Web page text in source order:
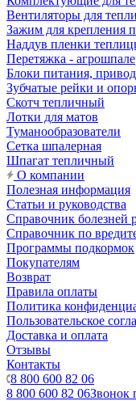
Вентиляторы для
Зажим для крепления
Наддув пленки
Перетяжка -
Блоки питания,
Зубчатые рейки и
Скотч тепличный
Лотки для матов
Туманообразователи
Сетка шпалерная
Шпагат тепличный
О компании
Полезная информация
Статьи и руководства
Справочник болезней
Справочник по
Программы подкормок
Покупателям
Возврат
Правила оплаты
Политика
Пользовательское
Доставка и оплата
Отзывы
Контакты
8 800 600 82 06
8 800 600 82 06Звонок